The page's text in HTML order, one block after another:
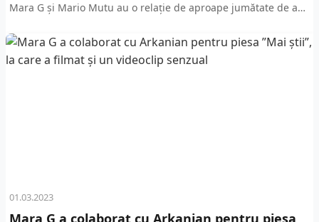
Mara G și Mario Mutu au o relație de aproape jumătate de an.
01.03.2023
Mara G a colaborat cu Arkanian pentru piesa